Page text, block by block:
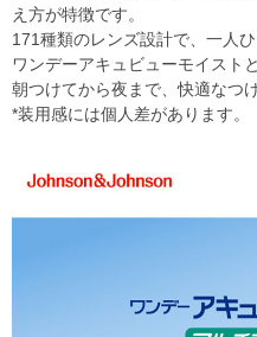
え方が特徴です。
171種類のレンズ設計で、一人
ワンデーアキュビューモイスト
朝つけてから夜まで、快適なつ
*装用感には個人差があります。